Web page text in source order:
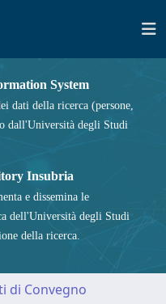
System
dati della ricerca (persone,
dall'Università degli Studi
Insubria
e dissemina le
dell'Università degli Studi
della ricerca.
di Convegno